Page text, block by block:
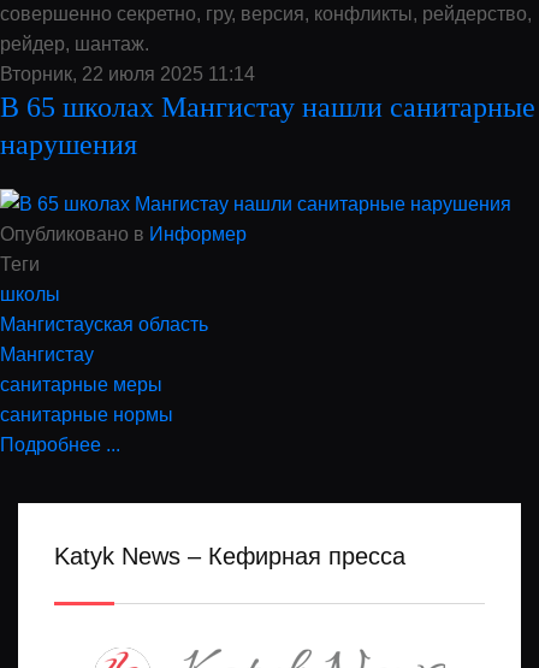
совершенно секретно, гру, версия, конфликты, рейдерство,
рейдер, шантаж.
Вторник, 22 июля 2025 11:14
В 65 школах Мангистау нашли санитарные
нарушения
Опубликовано в Информер
Теги
школы
Мангистауская область
Мангистау
санитарные меры
санитарные нормы
Подробнее ...
Katyk News – Кефирная пресса